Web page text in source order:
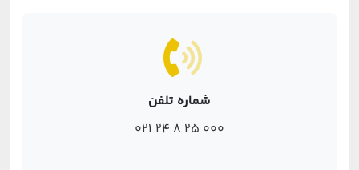
شماره تلفن
021 24 8 25 000